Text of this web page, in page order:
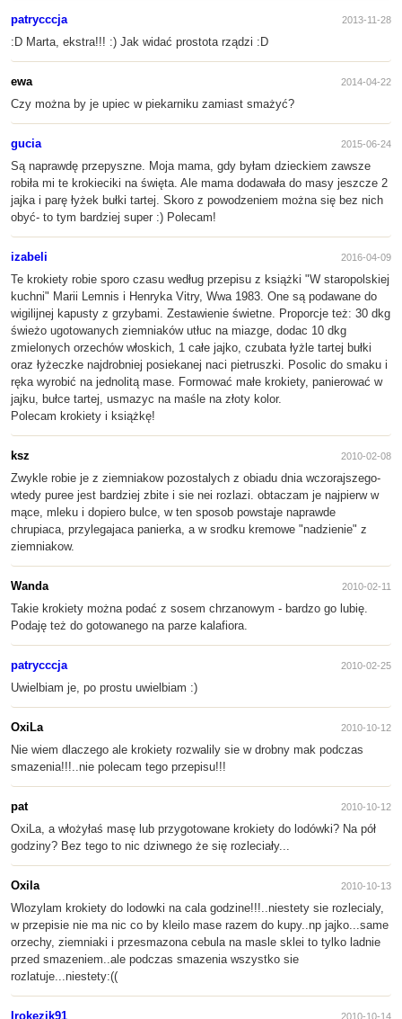
patrycccja 2013-11-28
:D Marta, ekstra!!! :) Jak widać prostota rządzi :D
ewa 2014-04-22
Czy można by je upiec w piekarniku zamiast smażyć?
gucia 2015-06-24
Są naprawdę przepyszne. Moja mama, gdy byłam dzieckiem zawsze
robiła mi te krokieciki na święta. Ale mama dodawała do masy jeszcze 2
jajka i parę łyżek bułki tartej. Skoro z powodzeniem można się bez nich
obyć- to tym bardziej super :) Polecam!
izabeli 2016-04-09
Te krokiety robie sporo czasu według przepisu z książki "W staropolskiej
kuchni" Marii Lemnis i Henryka Vitry, Wwa 1983. One są podawane do
wigilijnej kapusty z grzybami. Zestawienie świetne. Proporcje też: 30 dkg
świeżo ugotowanych ziemniaków utłuc na miazge, dodac 10 dkg
zmielonych orzechów włoskich, 1 całe jajko, czubata łyżle tartej bułki
oraz łyżeczke najdrobniej posiekanej naci pietruszki. Posolic do smaku i
ręka wyrobić na jednolitą mase. Formować małe krokiety, panierować w
jajku, bułce tartej, usmazyc na maśle na złoty kolor.
Polecam krokiety i książkę!
ksz 2010-02-08
Zwykle robie je z ziemniakow pozostalych z obiadu dnia wczorajszego-
wtedy puree jest bardziej zbite i sie nei rozlazi. obtaczam je najpierw w
mące, mleku i dopiero bulce, w ten sposob powstaje naprawde
chrupiaca, przylegajaca panierka, a w srodku kremowe "nadzienie" z
ziemniakow.
Wanda 2010-02-11
Takie krokiety można podać z sosem chrzanowym - bardzo go lubię.
Podaję też do gotowanego na parze kalafiora.
patrycccja 2010-02-25
Uwielbiam je, po prostu uwielbiam :)
OxiLa 2010-10-12
Nie wiem dlaczego ale krokiety rozwalily sie w drobny mak podczas
smazenia!!!..nie polecam tego przepisu!!!
pat 2010-10-12
OxiLa, a włożyłaś masę lub przygotowane krokiety do lodówki? Na pół
godziny? Bez tego to nic dziwnego że się rozleciały...
Oxila 2010-10-13
Wlozylam krokiety do lodowki na cala godzine!!!..niestety sie rozlecialy,
w przepisie nie ma nic co by kleilo mase razem do kupy..np jajko...same
orzechy, ziemniaki i przesmazona cebula na masle sklei to tylko ladnie
przed smazeniem..ale podczas smazenia wszystko sie
rozlatuje...niestety:((
Irokezik91 2010-10-14